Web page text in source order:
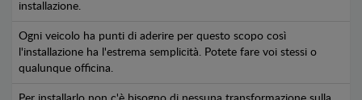
installazione.
Ogni veicolo ha punti di aderire per questo scopo così
l'installazione ha l'estrema semplicità. Potete fare voi stessi o
qualunque officina.